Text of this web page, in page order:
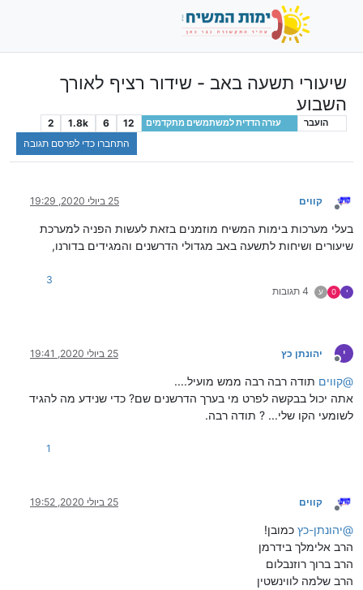
שיעורי תשעה באב - שידור רציף לאורך
השבוע
הועבר עזרה הדדית למשתמשים מתקדמים 12
6
1.8k
2
התחברו כדי לפרסם תגובה
מנותק
קווים 25 ביולי 2020, 19:29
בעלי מערכות בימות המשיח מוזמנים בזאת לעשות הפניה למערכת
שיעורים ושיחות לתשעה באב מגדולי הדרשנים והמגידים בדורנו,
י 0 ע 4 תגובות
3
י
מנותק
יהונתן כץ 25 ביולי 2020, 19:41
@קווים תודה רבה רבה ממש מועיל....
אתה יכול בבקשה לפרט מי בערך הדרשנים שם? כדי שנידע מה להגיד
לשומעי הקו שלי... ? תודה רבה.
1
מנותק
קווים 25 ביולי 2020, 19:52
@יהונתן-כץ כמובן!
הרב אלימלך בידרמן
הרב ברוך רוזנבלום
הרב שלמה לווינשטין